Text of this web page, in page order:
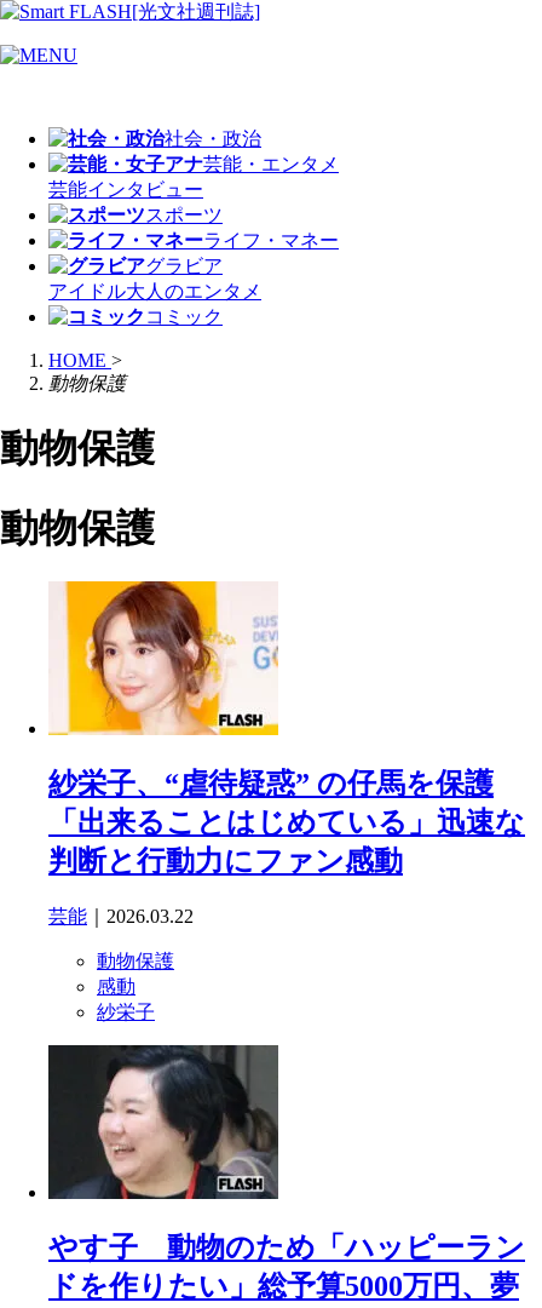
社会・政治
芸能・エンタメ
芸能インタビュー
スポーツ
ライフ・マネー
グラビア
アイドル大人のエンタメ
コミック
HOME >
動物保護
動物保護
動物保護
紗栄子、“虐待疑惑” の仔馬を保護
「出来ることはじめている」迅速な
判断と行動力にファン感動
芸能 ｜2026.03.22
動物保護
感動
紗栄子
やす子 動物のため「ハッピーラン
ドを作りたい」総予算5000万円、夢